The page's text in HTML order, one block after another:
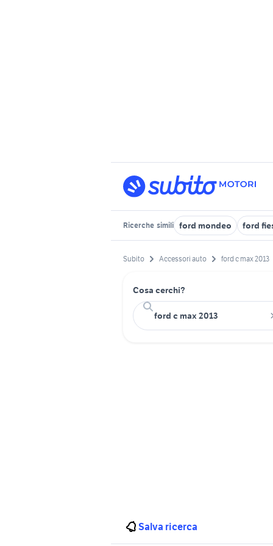
Ricerche simili ford mondeo ford
Subito Accessori auto ford c max 2013
Cosa cerchi?
Salva ricerca